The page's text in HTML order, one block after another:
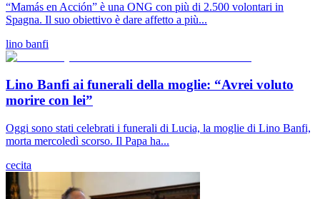
“Mamás en Acción” è una ONG con più di 2.500 volontari in
Spagna. Il suo obiettivo è dare affetto a più...
lino banfi
Lino Banfi ai funerali della moglie: “Avrei voluto
morire con lei”
Oggi sono stati celebrati i funerali di Lucia, la moglie di Lino Banfi,
morta mercoledì scorso. Il Papa ha...
cecita